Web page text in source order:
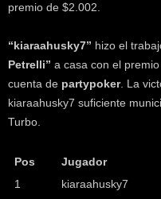
premio de $2.002.
“kiaraahusky7” hizo el
Petrelli” a casa con el
cuenta de partypoker. La
kiaraahusky7 suficiente
Turbo.
Pos Jugador
1
kiaraahusky7